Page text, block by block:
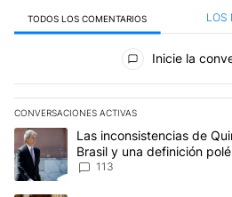
TODOS LOS COMENTARIOS LOS
Todos los comentarios
Inicie la
CONVERSACIONES ACTIVAS
Este listado muestra los artículos
Un artículo de tendencia con el
Las inconsistencias de
Brasil y una definición
concepto antiguo"
113